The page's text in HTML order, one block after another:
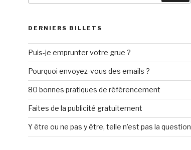
:
DERNIERS BILLETS
Puis-je emprunter votre grue ?
Pourquoi envoyez-vous des emails ?
80 bonnes pratiques de référencement
Faites de la publicité gratuitement
Y être ou ne pas y être, telle n’est pas la question